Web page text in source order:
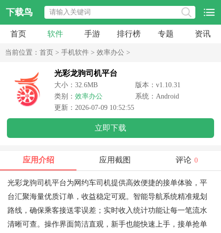
下载鸟
首页 软件 手游 排行榜 专题 资讯
当前位置： 首页 > 手机软件 > 效率办公 >
光彩龙驹司机平台
大小：32.6MB
版本：v1.10.31
类别： 效率办公
系统：Android
更新：2026-07-09 10:52:55
立即下载
应用介绍 应用截图 评论 0
光彩龙驹司机平台为网约车司机提供高效便捷的接单体验，平
台汇聚海量优质订单，收益稳定可观。智能导航系统精准规划
路线，确保乘客接送零误差；实时收入统计功能让每一笔流水
清晰可查。操作界面简洁直观，新手也能快速上手，接单抢单